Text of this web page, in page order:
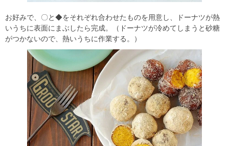
お好みで、〇と◆をそれぞれ合わせたものを用意し、ドーナツが熱
いうちに表面にまぶしたら完成。（ドーナツが冷めてしまうと砂糖
がつかないので、熱いうちに作業する。）